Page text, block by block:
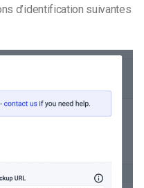
d’identification suivantes